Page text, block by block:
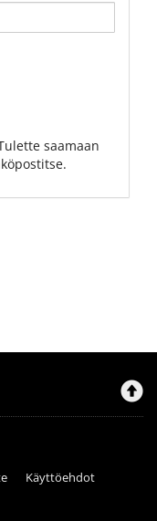
saamaan
Käyttöehdot